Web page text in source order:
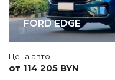
FORD EDGE
Цена авто
от 114 205 BYN